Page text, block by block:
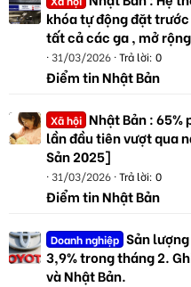
khóa tự động đặt
tất cả các ga , mở
31/03/2026 Trả lời: 0
Điểm tin Nhật Bản
Xã hội Nhật Bản : 65%
lần đầu tiên vượt qua
Sản 2025]
31/03/2026 Trả lời: 0
Điểm tin Nhật Bản
Doanh nghiệp Sản
3,9% trong tháng 2.
và Nhật Bản.